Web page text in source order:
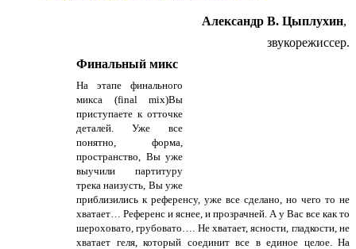
Александр В. Цыплухин,
звукорежиссер.
Финальный микс
На этапе финального
микса (final mix)Вы
приступаете к отточке
деталей. Уже все
понятно, форма,
пространство, Вы уже
выучили партитуру
трека наизусть, Вы уже
приблизились к референсу, уже все сделано, но чего то не
хватает… Референс и яснее, и прозрачней. А у Вас все как то
шероховато, грубовато…. Не хватает, ясности, гладкости, не
хватает геля, который соединит все в единое целое. На